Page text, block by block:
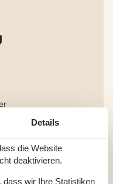
Details
die Website
deaktivieren.
dass wir Ihre Statistiken